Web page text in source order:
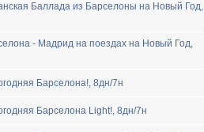
Баллада из Барселоны на Новый Год,
- Мадрид на поездах на Новый Год,
Барселона!, 8дн/7н
Барселона Light!, 8дн/7н